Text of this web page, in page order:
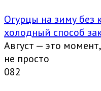
Огурцы на зиму без
холодный способ
Август — это
не просто
082